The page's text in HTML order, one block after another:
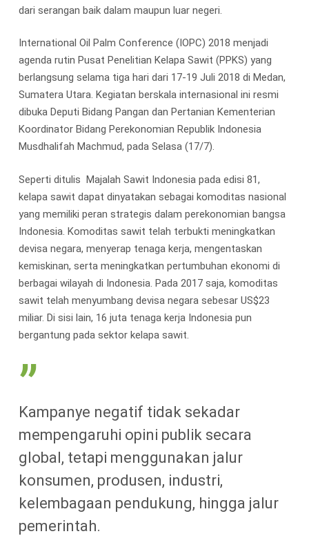
dari serangan baik dalam maupun luar negeri.
International Oil Palm Conference (IOPC) 2018 menjadi
agenda rutin Pusat Penelitian Kelapa Sawit (PPKS) yang
berlangsung selama tiga hari dari 17-19 Juli 2018 di Medan,
Sumatera Utara. Kegiatan berskala internasional ini resmi
dibuka Deputi Bidang Pangan dan Pertanian Kementerian
Koordinator Bidang Perekonomian Republik Indonesia
Musdhalifah Machmud, pada Selasa (17/7).
Seperti ditulis Majalah Sawit Indonesia pada edisi 81,
kelapa sawit dapat dinyatakan sebagai komoditas nasional
yang memiliki peran strategis dalam perekonomian bangsa
Indonesia. Komoditas sawit telah terbukti meningkatkan
devisa negara, menyerap tenaga kerja, mengentaskan
kemiskinan, serta meningkatkan pertumbuhan ekonomi di
berbagai wilayah di Indonesia. Pada 2017 saja, komoditas
sawit telah menyumbang devisa negara sebesar US$23
miliar. Di sisi lain, 16 juta tenaga kerja Indonesia pun
bergantung pada sektor kelapa sawit.
”
Kampanye negatif tidak sekadar
mempengaruhi opini publik secara
global, tetapi menggunakan jalur
konsumen, produsen, industri,
kelembagaan pendukung, hingga jalur
pemerintah.